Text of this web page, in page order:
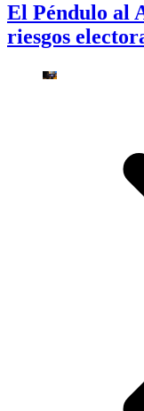
El Péndulo al
riesgos